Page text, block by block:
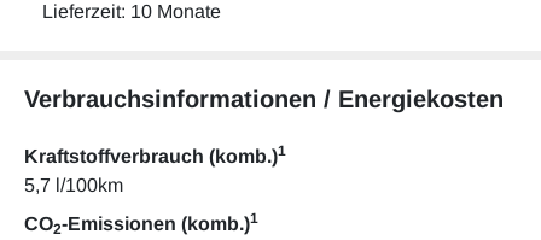
Lieferzeit: 10 Monate
Verbrauchsinformationen / Energiekosten
Kraftstoffverbrauch (komb.)1
5,7 l/100km
CO2-Emissionen (komb.)1